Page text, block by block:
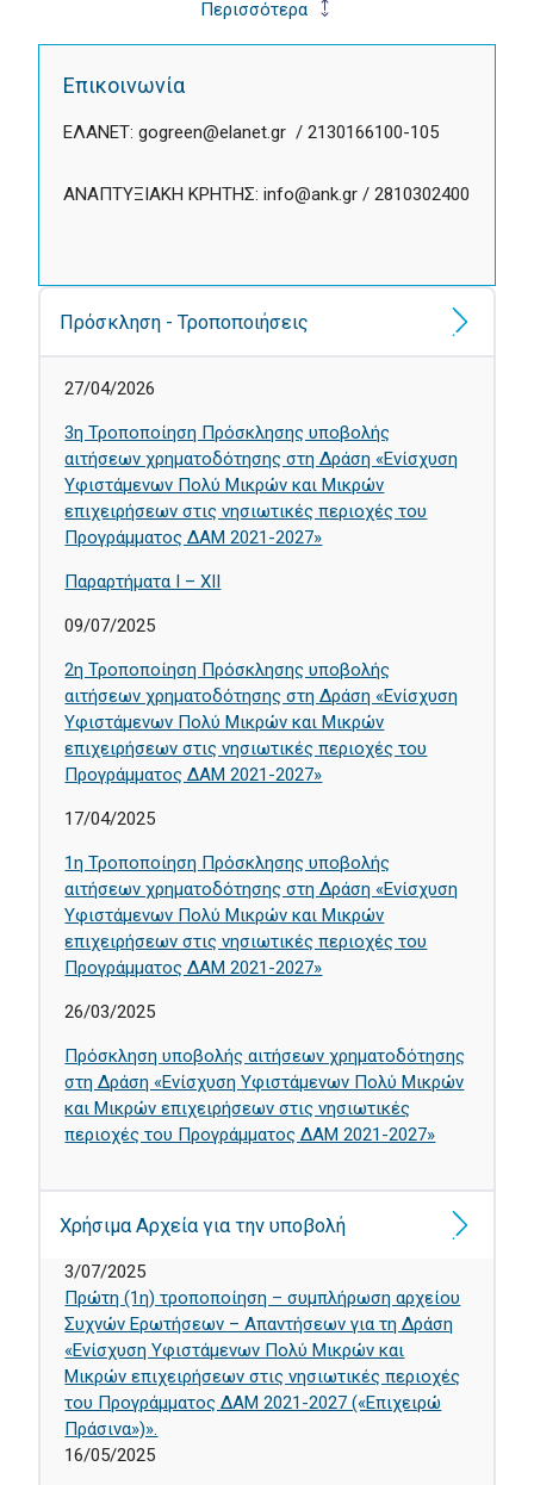
Περισσότερα
Επικοινωνία
ΕΛΑΝΕΤ: gogreen@elanet.gr / 2130166100-105
ΑΝΑΠΤΥΞΙΑΚΗ ΚΡΗΤΗΣ: info@ank.gr / 2810302400
Πρόσκληση - Τροποποιήσεις
27/04/2026
3η Τροποποίηση Πρόσκλησης υποβολής
αιτήσεων χρηματοδότησης στη Δράση «Ενίσχυση
Υφιστάμενων Πολύ Μικρών και Μικρών
επιχειρήσεων στις νησιωτικές περιοχές του
Προγράμματος ΔΑΜ 2021-2027»
Παραρτήματα I – XII
09/07/2025
2η Τροποποίηση Πρόσκλησης υποβολής
αιτήσεων χρηματοδότησης στη Δράση «Ενίσχυση
Υφιστάμενων Πολύ Μικρών και Μικρών
επιχειρήσεων στις νησιωτικές περιοχές του
Προγράμματος ΔΑΜ 2021-2027»
17/04/2025
1η Τροποποίηση Πρόσκλησης υποβολής
αιτήσεων χρηματοδότησης στη Δράση «Ενίσχυση
Υφιστάμενων Πολύ Μικρών και Μικρών
επιχειρήσεων στις νησιωτικές περιοχές του
Προγράμματος ΔΑΜ 2021-2027»
26/03/2025
Πρόσκληση υποβολής αιτήσεων χρηματοδότησης
στη Δράση «Ενίσχυση Υφιστάμενων Πολύ Μικρών
και Μικρών επιχειρήσεων στις νησιωτικές
περιοχές του Προγράμματος ΔΑΜ 2021-2027»
Χρήσιμα Αρχεία για την υποβολή
3/07/2025
Πρώτη (1η) τροποποίηση – συμπλήρωση αρχείου
Συχνών Ερωτήσεων – Απαντήσεων για τη Δράση
«Ενίσχυση Υφιστάμενων Πολύ Μικρών και
Μικρών επιχειρήσεων στις νησιωτικές περιοχές
του Προγράμματος ΔΑΜ 2021-2027 («Επιχειρώ
Πράσινα»)».
16/05/2025